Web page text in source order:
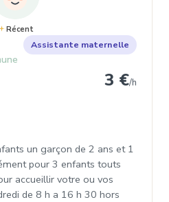
Récent
maternelle
Assistante maternelle
3 €/h
un garçon de 2 ans et 1
pour 3 enfants touts
accueillir votre ou vos
de 8 h a 16 h 30 hors